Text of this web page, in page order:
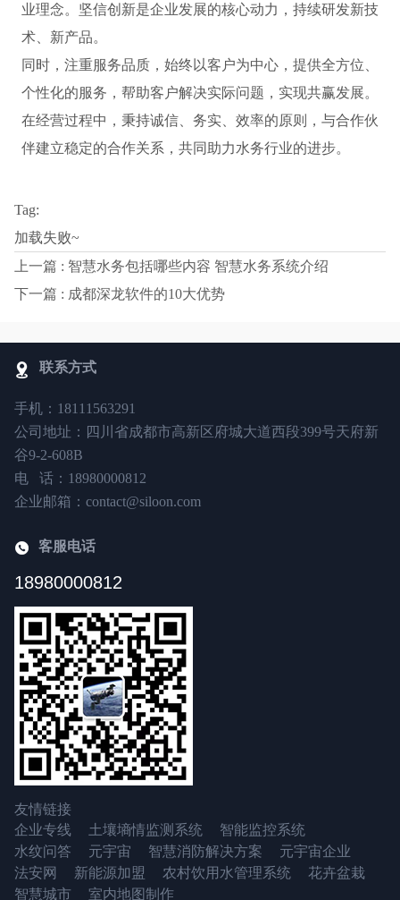
业理念。坚信创新是企业发展的核心动力，持续研发新技
术、新产品。
同时，注重服务品质，始终以客户为中心，提供全方位、
个性化的服务，帮助客户解决实际问题，实现共赢发展。
在经营过程中，秉持诚信、务实、效率的原则，与合作伙
伴建立稳定的合作关系，共同助力水务行业的进步。
Tag:
加载失败~
上一篇 : 智慧水务包括哪些内容 智慧水务系统介绍
下一篇 : 成都深龙软件的10大优势
联系方式
手机：18111563291
公司地址：四川省成都市高新区府城大道西段399号天府新
谷9-2-608B
电 话：18980000812
企业邮箱：contact@siloon.com
客服电话
18980000812
友情链接
企业专线
土壤墒情监测系统
智能监控系统
水纹问答
元宇宙 智慧消防解决方案
元宇宙企业
法安网
新能源加盟 农村饮用水管理系统
花卉盆栽
智慧城市
室内地图制作